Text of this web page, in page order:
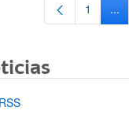
Página
1 ...
RSS